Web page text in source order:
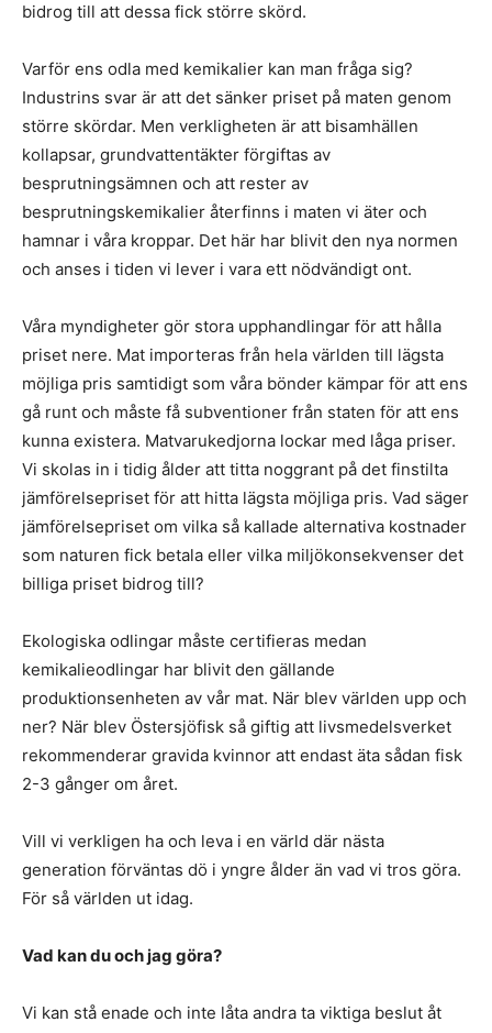
bidrog till att dessa fick större skörd.
Varför ens odla med kemikalier kan man fråga sig?
Industrins svar är att det sänker priset på maten genom
större skördar. Men verkligheten är att bisamhällen
kollapsar, grundvattentäkter förgiftas av
besprutningsämnen och att rester av
besprutningskemikalier återfinns i maten vi äter och
hamnar i våra kroppar. Det här har blivit den nya normen
och anses i tiden vi lever i vara ett nödvändigt ont.
Våra myndigheter gör stora upphandlingar för att hålla
priset nere. Mat importeras från hela världen till lägsta
möjliga pris samtidigt som våra bönder kämpar för att ens
gå runt och måste få subventioner från staten för att ens
kunna existera. Matvarukedjorna lockar med låga priser.
Vi skolas in i tidig ålder att titta noggrant på det finstilta
jämförelsepriset för att hitta lägsta möjliga pris. Vad säger
jämförelsepriset om vilka så kallade alternativa kostnader
som naturen fick betala eller vilka miljökonsekvenser det
billiga priset bidrog till?
Ekologiska odlingar måste certifieras medan
kemikalieodlingar har blivit den gällande
produktionsenheten av vår mat. När blev världen upp och
ner? När blev Östersjöfisk så giftig att livsmedelsverket
rekommenderar gravida kvinnor att endast äta sådan fisk
2-3 gånger om året.
Vill vi verkligen ha och leva i en värld där nästa
generation förväntas dö i yngre ålder än vad vi tros göra.
För så världen ut idag.
Vad kan du och jag göra?
Vi kan stå enade och inte låta andra ta viktiga beslut åt